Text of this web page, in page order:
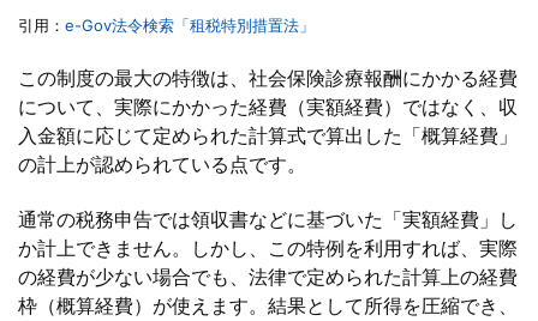
引用： e-Gov法令検索「租税特別措置法」
この制度の最大の特徴は、社会保険診療報酬にかかる経費
について、実際にかかった経費（実額経費）ではなく、収
入金額に応じて定められた計算式で算出した「概算経費」
の計上が認められている点です。
通常の税務申告では領収書などに基づいた「実額経費」し
か計上できません。しかし、この特例を利用すれば、実際
の経費が少ない場合でも、法律で定められた計算上の経費
枠（概算経費）が使えます。結果として所得を圧縮でき、